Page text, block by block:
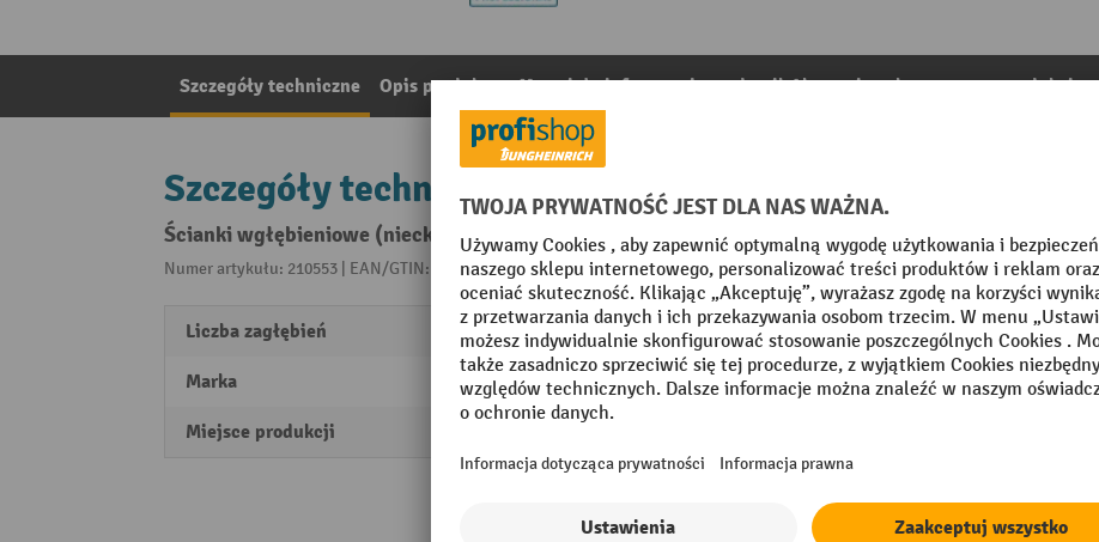
Szczegóły techniczne Opis produktu Materiały informacyjne detail.Akcesoriawykorzystanewprodukcie
Szczegóły techniczne
Ścianki wgłębieniowe (nieckowe) LISTA, 2 wgłębienia (niecki), 10 szt.
Numer artykułu: 210553 | EAN/GTIN: 7612269041248Z kategorii:Przegrody do szaf z szufladami
Liczba zagłębień 2
Marka LISTA
Miejsce produkcji
Segment
Średnica